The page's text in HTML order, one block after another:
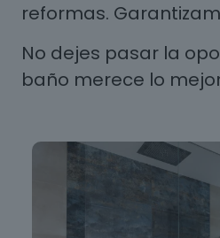
reformas.
No dejes pasar la
baño merece lo